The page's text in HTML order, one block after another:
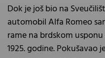
Dok je još bio na
automobil Alfa Romeo
rame na brdskom
1925. godine. Pokušavao